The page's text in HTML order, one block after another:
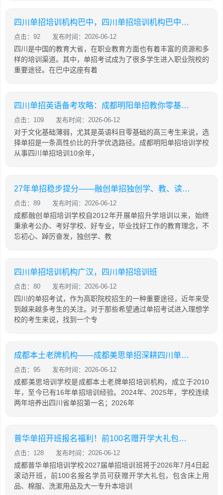
四川单招培训机构巴中，四川单招培训机构巴中有几家
点击：92 发布时间：2026-06-12
四川是中国的教育大省，在职业教育方面也有着丰富的资源和多
样的培训渠道。其中，单招考试成为了很多学生进入职业院校的
重要途径。在巴中这座有着
四川单招英语备考攻略：成都明阳单招教你零基础也能有效提分
点击：109 发布时间：2026-06-12
对于文化基础薄弱，尤其是英语科目零基础的高三考生来说，选
择单招是一条高性价比的升学优选路径。成都明阳单招培训学校
从事四川单招培训10余年，
27年单招稳步提分——融创单招独创学、教、读、背、练、考六位一体教学模式
点击：89 发布时间：2026-06-12
成都融创单招培训学校自2012年开展单招升学培训以来，始终
秉承考公办、考好学校、好专业，毕业找好工作的教育理念，不
忘初心、踔厉奋发，独创学、教
四川单招培训机构广汉，四川单招培训班
点击：80 发布时间：2026-06-12
四川的单招考试，作为高职院校招生的一种重要途径，近年来受
到越来越多考生的关注。对于那些希望通过单招考试进入理想学
校的考生来说，找到一个专
成都本土老牌机构——成都美思单招深耕四川单招16年，助力学生录取公办院校！
点击：95 发布时间：2026-06-12
成都美思培训学校是成都本土老牌单招培训机构，成立于2010
年，至今已有16年单招培训经验。2024年、2025年，学校连续
两年培养出四川省单招第一名；2026年
普华单招开班报名福利！前100名赠开学大礼包，含床上用品，棉服，先到先得！
点击：128 发布时间：2026-06-12
成都普华单招培训学校2027届单招培训班将于2026年7月4日起
滚动开班，前100名报名学员可获赠开学大礼包，包含床上用
品、棉服、洗漱用品及大一专升本培训